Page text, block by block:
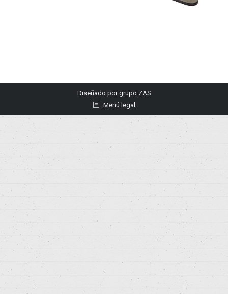
Diseñado porgrupo ZAS
Menú legal